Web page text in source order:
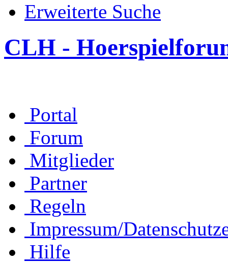
Erweiterte Suche
CLH -
Portal
Forum
Mitglieder
Partner
Regeln
Impressum/
Hilfe